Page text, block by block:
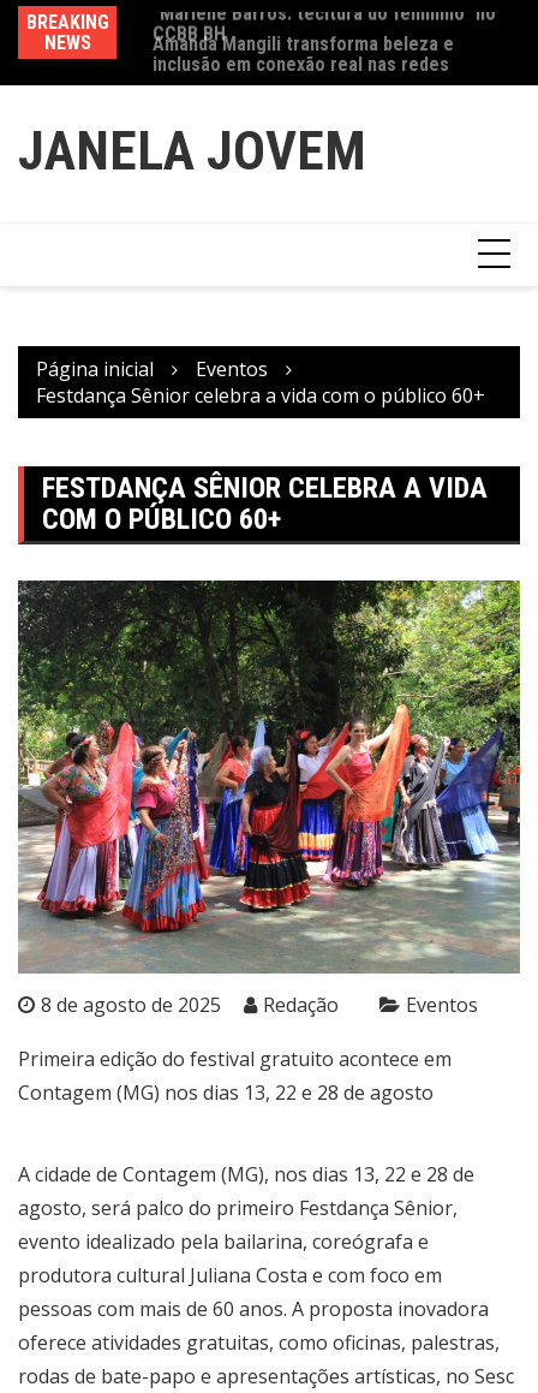
conteúdo
BREAKING
NEWS
CCBB BH
Amanda Mangili transforma beleza e
inclusão em conexão real nas redes
JANELA JOVEM
Página inicial
Eventos
Festdança Sênior celebra a vida com o público 60+
FESTDANÇA SÊNIOR CELEBRA A VIDA
COM O PÚBLICO 60+
8 de agosto de 2025 Redação Eventos
Primeira edição do festival gratuito acontece em
Contagem (MG) nos dias 13, 22 e 28 de agosto
A cidade de Contagem (MG), nos dias 13, 22 e 28 de
agosto, será palco do primeiro Festdança Sênior,
evento idealizado pela bailarina, coreógrafa e
produtora cultural Juliana Costa e com foco em
pessoas com mais de 60 anos. A proposta inovadora
oferece atividades gratuitas, como oficinas, palestras,
rodas de bate-papo e apresentações artísticas, no Sesc